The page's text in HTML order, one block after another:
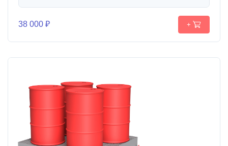
38 000 ₽ +